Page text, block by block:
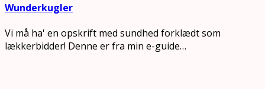
Wunderkugler
Vi må ha' en opskrift med sundhed forklædt som
lækkerbidder! Denne er fra min e-guide…